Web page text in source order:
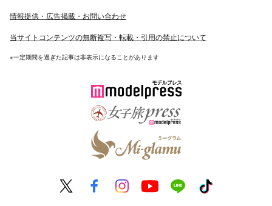
情報提供・広告掲載・お問い合わせ
当サイトコンテンツの無断複写・転載・引用の禁止について
※一定期間を過ぎた記事は非表示になることがあります